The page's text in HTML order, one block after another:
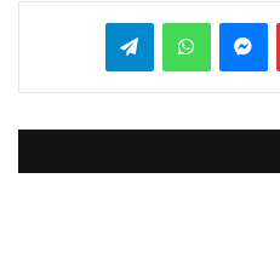
بينتيريست واتساب